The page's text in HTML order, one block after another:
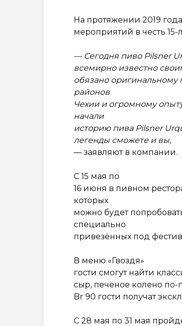
На протяжении 2019
мероприятий в честь
— Сегодня пиво Pilsner
всемирно известно
обязано оригинальному
районов
Чехии и огромному
начали
историю пива Pilsner
легенды сможете и вы,
— заявляют в компании.
С 15 мая по
16 июня в пивном
которых
можно будет
специально
привезённых под
В меню «Гвоздя»
гости смогут найти
сыр, печеное колено
Br 90 гости получат
С 28 мая по 31 мая